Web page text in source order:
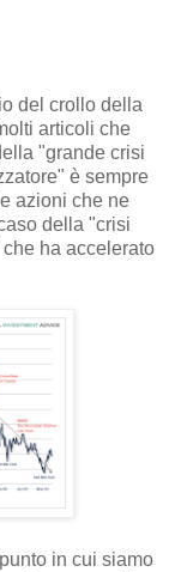
del crollo della
articoli che
"grande crisi
è sempre
azioni che ne
della "crisi
ha accelerato
in cui siamo